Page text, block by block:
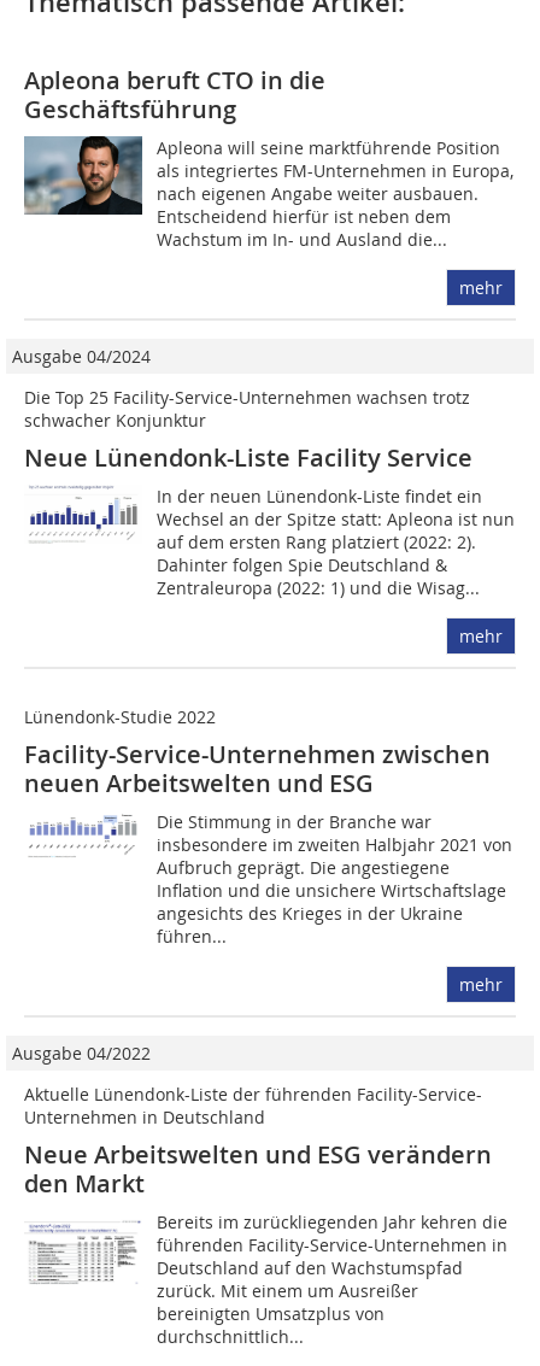
Apleona beruft CTO in die
Geschäftsführung
Apleona will seine marktführende Position
als integriertes FM-Unternehmen in Europa,
nach eigenen Angabe weiter ausbauen.
Entscheidend hierfür ist neben dem
Wachstum im In- und Ausland die...
mehr
Ausgabe 04/2024
Die Top 25 Facility-Service-Unternehmen wachsen trotz
schwacher Konjunktur
Neue Lünendonk-Liste Facility Service
In der neuen Lünendonk-Liste findet ein
Wechsel an der Spitze statt: Apleona ist nun
auf dem ersten Rang platziert (2022: 2).
Dahinter folgen Spie Deutschland &
Zentraleuropa (2022: 1) und die Wisag...
mehr
Lünendonk-Studie 2022
Facility-Service-Unternehmen zwischen
neuen Arbeitswelten und ESG
Die Stimmung in der Branche war
insbesondere im zweiten Halbjahr 2021 von
Aufbruch geprägt. Die angestiegene
Inflation und die unsichere Wirtschaftslage
angesichts des Krieges in der Ukraine
führen...
mehr
Ausgabe 04/2022
Aktuelle Lünendonk-Liste der führenden Facility-Service-
Unternehmen in Deutschland
Neue Arbeitswelten und ESG verändern
den Markt
Bereits im zurückliegenden Jahr kehren die
führenden Facility-Service-Unternehmen in
Deutschland auf den Wachstumspfad
zurück. Mit einem um Ausreißer
bereinigten Umsatzplus von
durchschnittlich...